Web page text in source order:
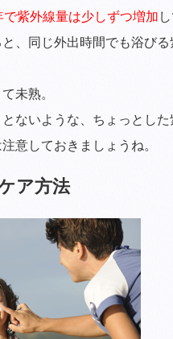
で紫外線量は少しずつ増加
、同じ外出時間でも浴び
未熟。
ないような、ちょっとし
意しておきましょうね。
ア方法